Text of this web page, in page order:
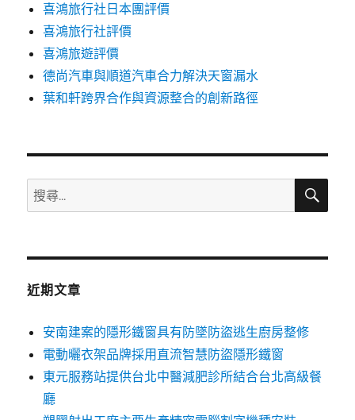
喜鴻旅行社日本團評價
喜鴻旅行社評價
喜鴻旅遊評價
德尚汽車與順道汽車合力解決天窗漏水
葉和軒跨界合作與資源整合的創新路徑
搜
尋
鍵
搜
近期文章
安南建案的隱形鐵窗具有防墜防盜逃生廚房整修
電動曬衣架品牌採用直流智慧防盜隱形鐵窗
東元服務站提供台北中醫減肥診所結合台北高級餐
廳